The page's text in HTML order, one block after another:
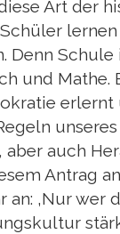
Art der
Denn
und Mathe.
auch
Antrag
an: ‚Nur wer